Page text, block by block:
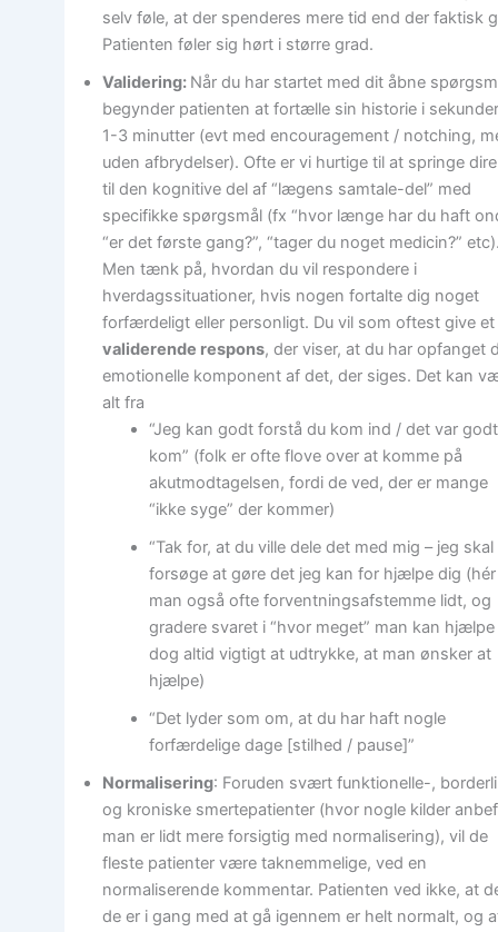
selv føle, at der spenderes mere tid end der faktisk
Patienten føler sig hørt i større grad.
Validering: Når du har startet med dit åbne
begynder patienten at fortælle sin historie i
1-3 minutter (evt med encouragement / notching,
uden afbrydelser). Ofte er vi hurtige til at springe
til den kognitive del af “lægens samtale-del” med
specifikke spørgsmål (fx “hvor længe har du haft
“er det første gang?”, “tager du noget medicin?”
Men tænk på, hvordan du vil respondere i
hverdagssituationer, hvis nogen fortalte dig noget
forfærdeligt eller personligt. Du vil som oftest give et
validerende respons, der viser, at du har opfanget
emotionelle komponent af det, der siges. Det kan
alt fra
“Jeg kan godt forstå du kom ind / det var
kom” (folk er ofte flove over at komme på
akutmodtagelsen, fordi de ved, der er mange
“ikke syge” der kommer)
“Tak for, at du ville dele det med mig – jeg skal
forsøge at gøre det jeg kan for hjælpe dig
man også ofte forventningsafstemme lidt, og
gradere svaret i “hvor meget” man kan hjælpe
dog altid vigtigt at udtrykke, at man ønsker at
hjælpe)
“Det lyder som om, at du har haft nogle
forfærdelige dage [stilhed / pause]”
Normalisering: Foruden svært funktionelle-,
og kroniske smertepatienter (hvor nogle kilder
man er lidt mere forsigtig med normalisering), vil de
fleste patienter være taknemmelige, ved en
normaliserende kommentar. Patienten ved ikke, at
de er i gang med at gå igennem er helt normalt, og